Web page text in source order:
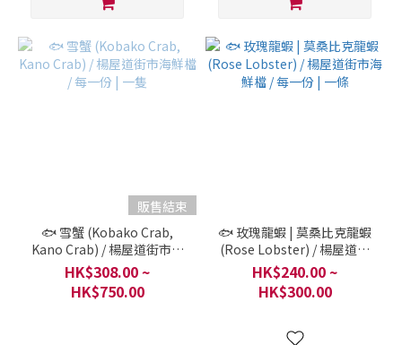
販售結束
🐟 雪蟹 (Kobako Crab,
Kano Crab) / 楊屋道街市海
鮮檔 / 每一份 | 一隻
HK$308.00 ~
HK$750.00
🐟 玫瑰龍蝦 | 莫桑比克龍蝦
(Rose Lobster) / 楊屋道街
市海鮮檔 / 每一份 | 一條
HK$240.00 ~
HK$300.00